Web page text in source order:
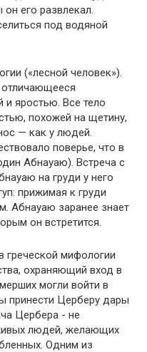
его развлекал.
под водяной
(«лесной человек»).
отличающееся
яростью. Все тело
похожей на щетину,
— как у людей.
поверье, что в
Абнауаю). Встреча с
на груди у него
прижимая к груди
Абнауаю заранее знает
он встретится.
греческой мифологии
охраняющий вход в
могли войти в
принести Церберу дары
Цербера - не
людей, желающих
Одним из